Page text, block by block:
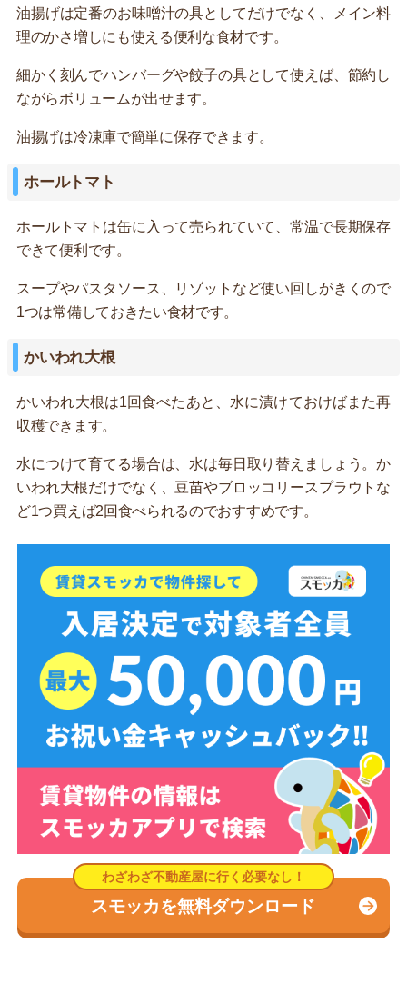
油揚げは定番のお味噌汁の具としてだけでなく、メイン料
理のかさ増しにも使える便利な食材です。
細かく刻んでハンバーグや餃子の具として使えば、節約し
ながらボリュームが出せます。
油揚げは冷凍庫で簡単に保存できます。
ホールトマト
ホールトマトは缶に入って売られていて、常温で長期保存
できて便利です。
スープやパスタソース、リゾットなど使い回しがきくので
1つは常備しておきたい食材です。
かいわれ大根
かいわれ大根は1回食べたあと、水に漬けておけばまた再
収穫できます。
水につけて育てる場合は、水は毎日取り替えましょう。か
いわれ大根だけでなく、豆苗やブロッコリースプラウトな
ど1つ買えば2回食べられるのでおすすめです。
スモッカを無料ダウンロード